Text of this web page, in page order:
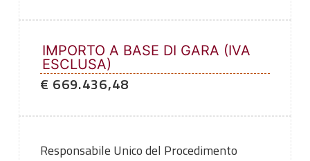
IMPORTO A BASE DI GARA (IVA
ESCLUSA)
€ 669.436,48
Responsabile Unico del Procedimento